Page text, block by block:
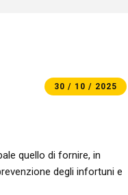
30 / 10 / 2025
quello di fornire, in
degli infortuni e